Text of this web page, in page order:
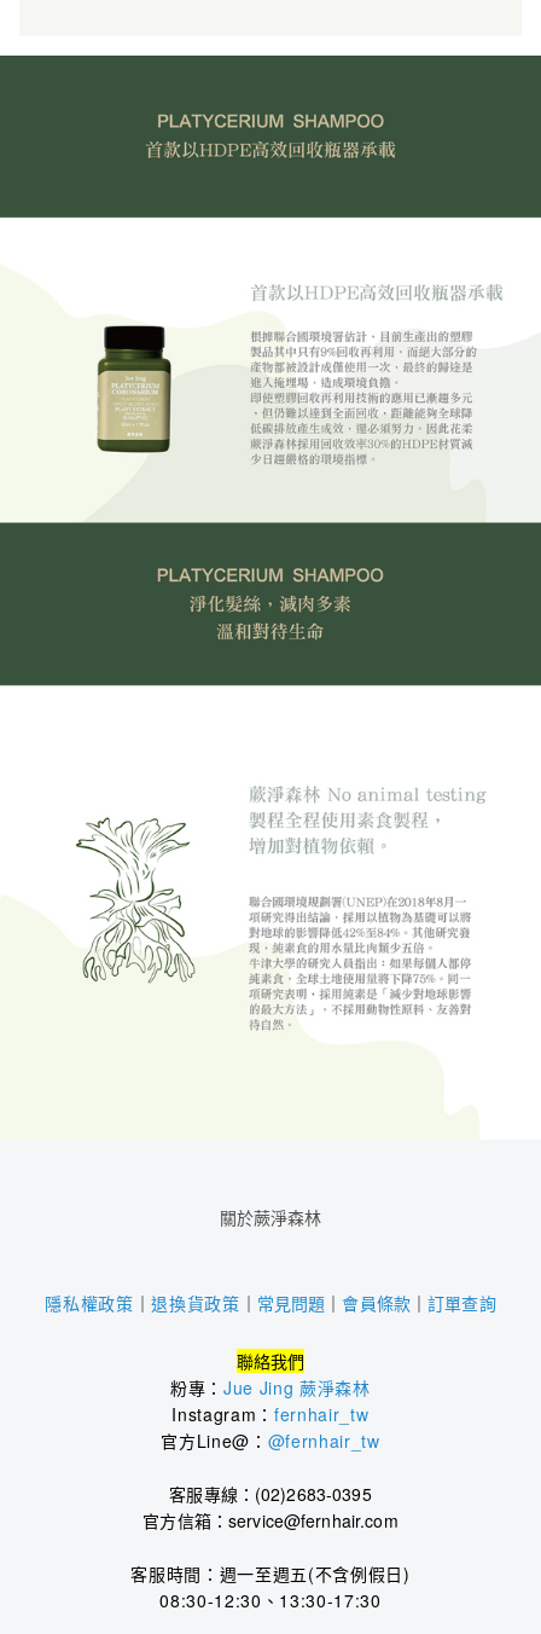
關於蕨淨森林
隱私權政策 ｜退換貨政策 ｜ 常見問題 ｜ 會員條款 ｜訂單查詢
聯絡我們
粉專：Jue Jing 蕨淨森林
Instagram：fernhair_tw
官方Line@： @fernhair_tw
客服專線：(02)2683-0395
官方信箱：service@fernhair.com
客服時間： 週一至週五(不含例假日)
08:30-12:30、13:30-17:30